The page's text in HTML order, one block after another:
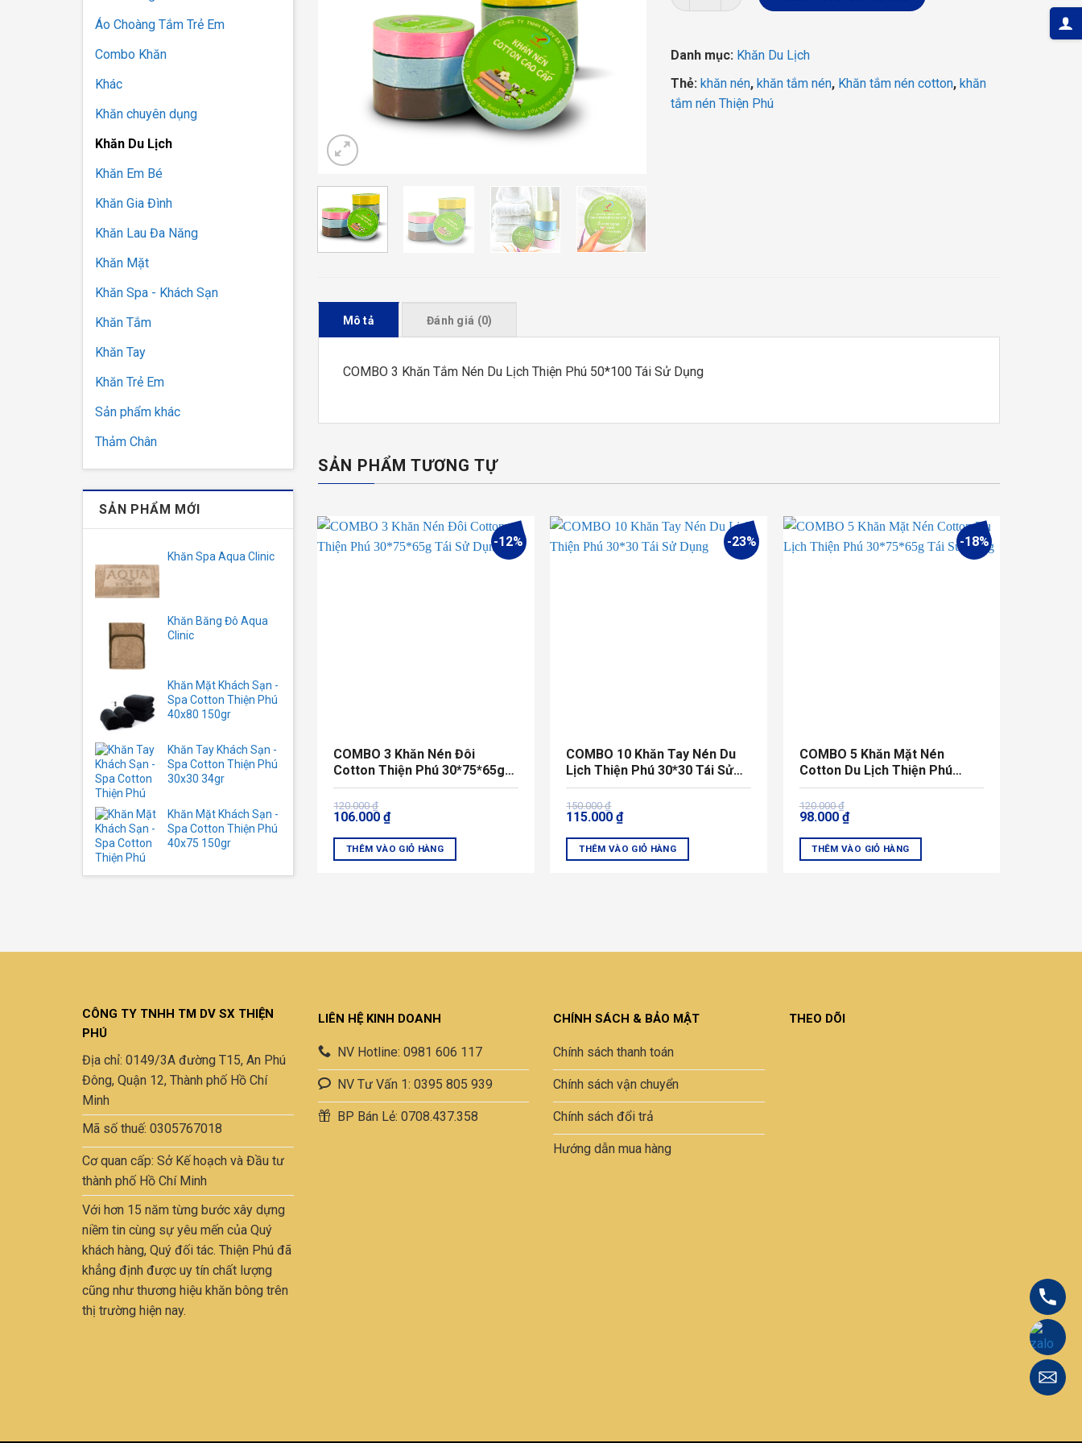
Áo Choàng Tắm Trẻ Em
Combo Khăn
Khác
Khăn chuyên dụng
Khăn Du Lịch
Khăn Em Bé
Khăn Gia Đình
Khăn Lau Đa Năng
Khăn Mặt
Khăn Spa - Khách Sạn
Khăn Tắm
Khăn Tay
Khăn Trẻ Em
Sản phẩm khác
Thảm Chân
SẢN PHẨM MỚI
Khăn Spa Aqua Clinic
Khăn Băng Đô Aqua
Clinic
Khăn Mặt Khách Sạn -
Spa Cotton Thiện Phú
40x80 150gr
Khăn Tay Khách Sạn -
Spa Cotton Thiện Phú
30x30 34gr
Khăn Mặt Khách Sạn -
Spa Cotton Thiện Phú
40x75 150gr
Danh mục: Khăn Du Lịch
Thẻ:khăn nén,khăn tắm nén, Khăn tắm nén cotton,khăn
tắm nén Thiện Phú
Mô tả Đánh giá (0)
COMBO 3 Khăn Tắm Nén Du Lịch Thiện Phú 50*100 Tái Sử Dụng
SẢN PHẨM TƯƠNG TỰ
-12%
COMBO 3 Khăn Nén Đôi
Cotton Thiện Phú 30*75*65g
Tái Sử Dụng
120.000₫
Giá
gốc
120.000 ₫.
106.000₫
Giá
hiện
106.000 ₫.
THÊM VÀO GIỎ HÀNG
-23%
COMBO 10 Khăn Tay Nén Du
Lịch Thiện Phú 30*30 Tái Sử
Dụng
150.000₫
Giá
gốc
150.000 ₫.
115.000₫
Giá
hiện
115.000 ₫.
THÊM VÀO GIỎ HÀNG
-18%
COMBO 5 Khăn Mặt Nén
Cotton Du Lịch Thiện Phú
30*75*65g Tái Sử Dụng
120.000₫
Giá
gốc
120.000 ₫.
98.000 ₫
Giá
hiện
98.000 ₫.
THÊM VÀO GIỎ HÀNG
CÔNG TY TNHH TM DV SX THIỆN
PHÚ
Địa chỉ: 0149/3A đường T15, An Phú
Đông, Quận 12, Thành phố Hồ Chí
Minh
Mã số thuế: 0305767018
Cơ quan cấp: Sở Kế hoạch và Đầu tư
thành phố Hồ Chí Minh
Với hơn 15 năm từng bước xây dựng
niềm tin cùng sự yêu mến của Quý
khách hàng, Quý đối tác. Thiện Phú đã
khẳng định được uy tín chất lượng
cũng như thương hiệu khăn bông trên
thị trường hiện nay.
LIÊN HỆ KINH DOANH
NV Hotline: 0981 606 117
NV Tư Vấn 1: 0395 805 939
BP Bán Lẻ: 0708.437.358
CHÍNH SÁCH & BẢO MẬT
Chính sách thanh toán
Chính sách vận chuyển
Chính sách đổi trả
Hướng dẫn mua hàng
THEO DÕI